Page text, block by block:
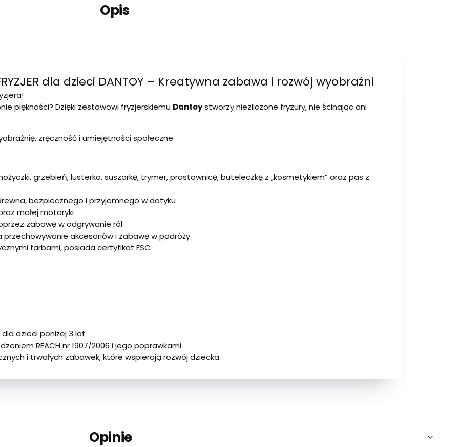
Opis
dla dzieci DANTOY – Kreatywna zabawa i rozwój wyobraźni
piękności? Dzięki zestawowi fryzjerskiemu Dantoystworzy niezliczone fryzury, nie ścinając ani
zręczność i umiejętności społeczne
grzebień, lusterko, suszarkę, trymer, prostownicę, buteleczkę z „kosmetykiem” oraz pas z
bezpiecznego i przyjemnego w dotyku
małej motoryki
zabawę w odgrywanie ról
akcesoriów i zabawę w podróży
farbami, posiada certyfikat FSC
dzieci poniżej 3 lat
REACH nr 1907/2006 i jego poprawkami
i trwałych zabawek, które wspierają rozwój dziecka.
Opinie